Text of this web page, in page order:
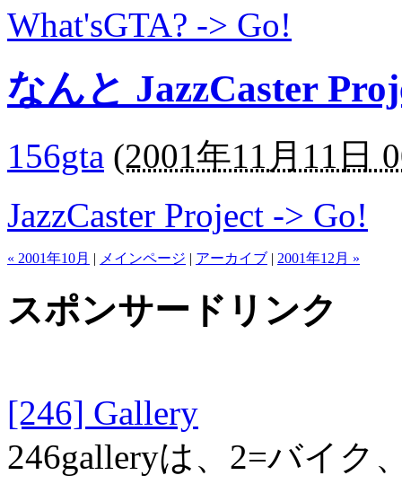
What'sGTA? -> Go!
なんと JazzCaster
156gta (2001年11月11日
JazzCaster Project -> Go!
« 2001年10月 | メインページ | アーカイブ | 2001年12月 »
スポンサードリンク
[246] Gallery
246galleryは、2=バイク